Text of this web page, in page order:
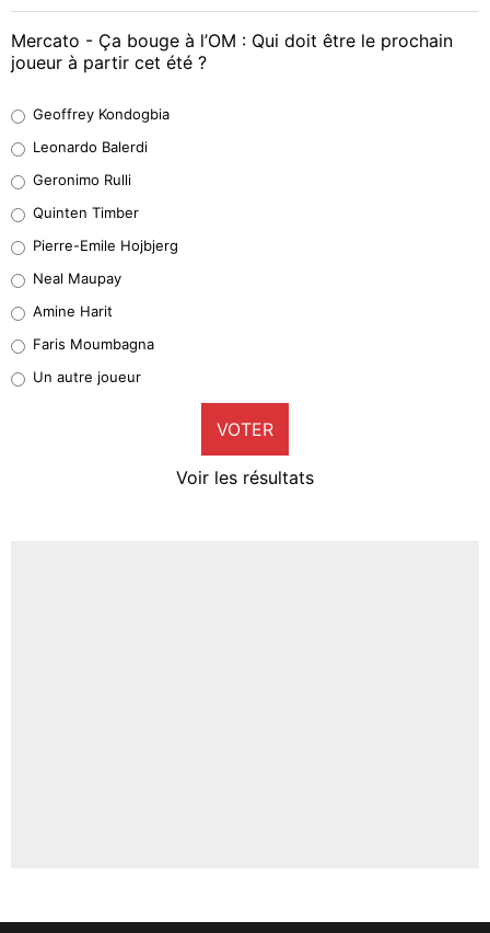
Mercato - Ça bouge à l’OM : Qui doit être le prochain
joueur à partir cet été ?
38%
32%
5%
1%
9%
Geoffrey Kondogbia
Leonardo Balerdi
Geronimo Rulli
Quinten Timber
Pierre-Emile Hojbjerg
Neal Maupay
Amine Harit
Faris Moumbagna
Un autre joueur
VOTER
Voir les résultats